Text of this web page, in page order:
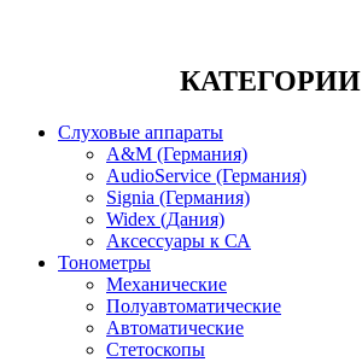
КАТЕГОРИИ
Слуховые аппараты
A&M (Германия)
AudioService (Германия)
Signia (Германия)
Widex (Дания)
Аксессуары к СА
Тонометры
Механические
Полуавтоматические
Автоматические
Стетоскопы